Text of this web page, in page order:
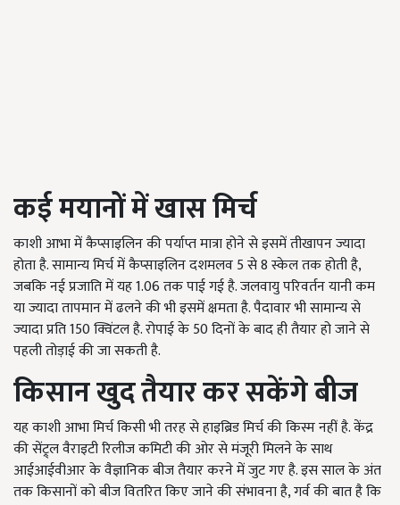
कई मयानों में खास मिर्च
काशी आभा में कैप्साइलिन की पर्याप्त मात्रा होने से इसमें तीखापन ज्यादा
होता है. सामान्य मिर्च में कैप्साइलिन दशमलव 5 से 8 स्केल तक होती है,
जबकि नई प्रजाति में यह 1.06 तक पाई गई है. जलवायु परिवर्तन यानी कम
या ज्यादा तापमान में ढलने की भी इसमें क्षमता है. पैदावार भी सामान्य से
ज्यादा प्रति 150 क्विंटल है. रोपाई के 50 दिनों के बाद ही तैयार हो जाने से
पहली तोड़ाई की जा सकती है.
किसान खुद तैयार कर सकेंगे बीज
यह काशी आभा मिर्च किसी भी तरह से हाइब्रिड मिर्च की किस्म नहीं है. केंद्र
की सेंट्र्ल वैराइटी रिलीज कमिटी की ओर से मंजूरी मिलने के साथ
आईआईवीआर के वैज्ञानिक बीज तैयार करने में जुट गए है. इस साल के अंत
तक किसानों को बीज वितरित किए जाने की संभावना है, गर्व की बात है कि